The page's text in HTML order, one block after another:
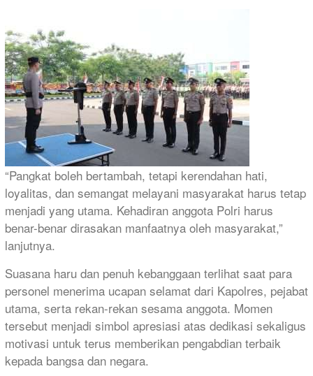
“Pangkat boleh bertambah, tetapi kerendahan hati,
loyalitas, dan semangat melayani masyarakat harus tetap
menjadi yang utama. Kehadiran anggota Polri harus
benar-benar dirasakan manfaatnya oleh masyarakat,”
lanjutnya.
Suasana haru dan penuh kebanggaan terlihat saat para
personel menerima ucapan selamat dari Kapolres, pejabat
utama, serta rekan-rekan sesama anggota. Momen
tersebut menjadi simbol apresiasi atas dedikasi sekaligus
motivasi untuk terus memberikan pengabdian terbaik
kepada bangsa dan negara.